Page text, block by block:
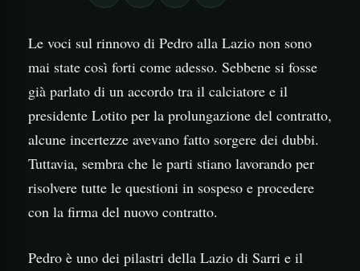
Le voci sul rinnovo di Pedro alla Lazio non sono
mai state così forti come adesso. Sebbene si fosse
già parlato di un accordo tra il calciatore e il
presidente Lotito per la prolungazione del contratto,
alcune incertezze avevano fatto sorgere dei dubbi.
Tuttavia, sembra che le parti stiano lavorando per
risolvere tutte le questioni in sospeso e procedere
con la firma del nuovo contratto.
Pedro è uno dei pilastri della Lazio di Sarri e il